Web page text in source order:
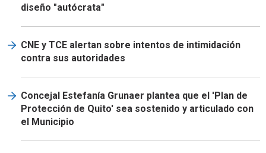
diseño "autócrata"
CNE y TCE alertan sobre intentos de intimidación
contra sus autoridades
Concejal Estefanía Grunaer plantea que el 'Plan de
Protección de Quito' sea sostenido y articulado con
el Municipio